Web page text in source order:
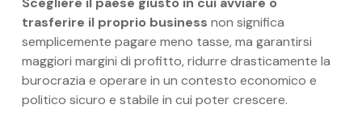
trasferire il proprio business non significa
semplicemente pagare meno tasse, ma garantirsi
maggiori margini di profitto, ridurre drasticamente la
burocrazia e operare in un contesto economico e
politico sicuro e stabile in cui poter crescere.